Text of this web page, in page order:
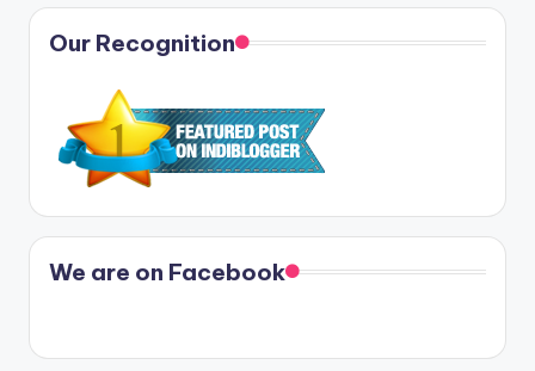
Our Recognition
We are on Facebook